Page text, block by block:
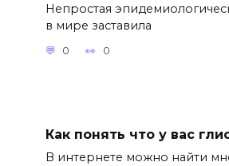
Непростая
в мире заставила
0 0
Как понять что у вас
В интернете можно найти